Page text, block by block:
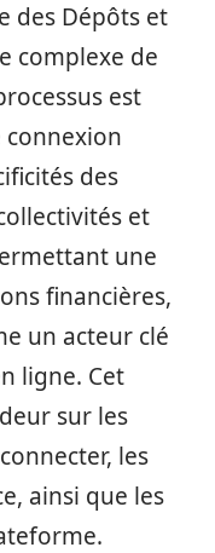
des Dépôts et
complexe de
est
des
et
une
financières,
un acteur clé
ligne. Cet
sur les
les
ainsi que les